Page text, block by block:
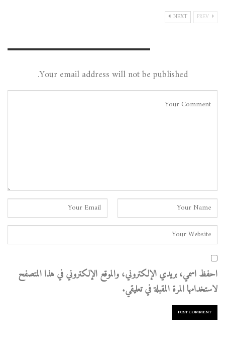
NEXT
Your email address will not be published.
احفظ اسمي، بريدي الإلكتروني، والموقع الإلكتروني في هذا المتصفح
لاستخدامها المرة المقبلة في تعليقي.